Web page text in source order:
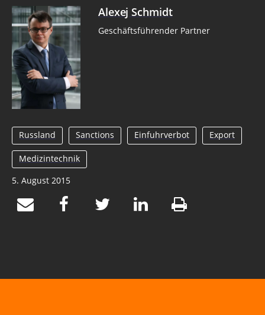
Alexej Schmidt
Geschäftsführender Partner
Russland Sanctions Einfuhrverbot Export
Medizintechnik
5. August 2015